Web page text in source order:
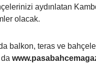
aydınlatan
olacak.
balkon, teras ve